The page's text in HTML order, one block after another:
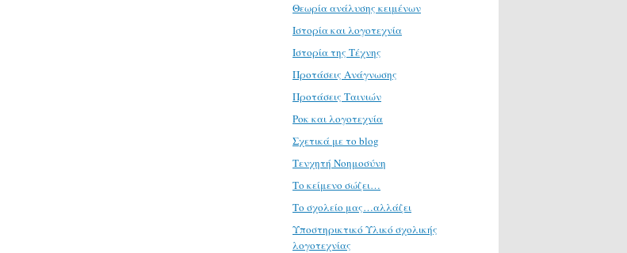
Θεωρία ανάλυσης κειμένων
Ιστορία και λογοτεχνία
Ιστορία της Τέχνης
Προτάσεις Ανάγνωσης
Προτάσεις Ταινιών
Ροκ και λογοτεχνία
Σχετικά με το blog
Τενχητή Νοημοσύνη
Το κείμενο σώζει…
Το σχολείο μας…αλλάζει
Υποστηρικτικό Υλικό σχολικής
λογοτεχνίας